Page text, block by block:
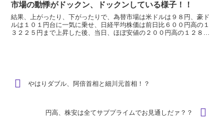
市場の動悸がドックン、ドックンしている様子！！
結果、上がったり、下がったりで、為替市場は米ドルは９８円、豪ド
ルは１０１円台に一気に乗せ、日経平均株価は前日比６００円高の１
３２２５円まで上昇した後、当日、ほぼ安値の２００円高の１２８３
やはりダブル、阿倍首相と細川元首相！？
円高、株安は全てサブプライムでお見通しだァ？？